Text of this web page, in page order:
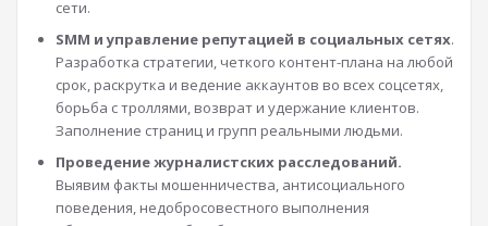
сети.
SMM и управление репутацией в социальных сетях.
Разработка стратегии, четкого контент-плана на любой
срок, раскрутка и ведение аккаунтов во всех соцсетях,
борьба с троллями, возврат и удержание клиентов.
Заполнение страниц и групп реальными людьми.
Проведение журналистских расследований.
Выявим факты мошенничества, антисоциального
поведения, недобросовестного выполнения